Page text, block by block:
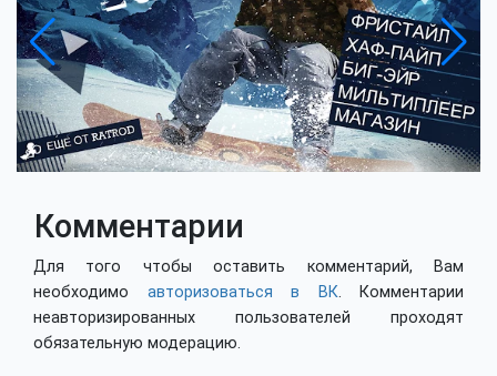
Комментарии
Для того чтобы оставить комментарий, Вам
необходимо авторизоваться в ВК. Комментарии
неавторизированных пользователей проходят
обязательную модерацию.